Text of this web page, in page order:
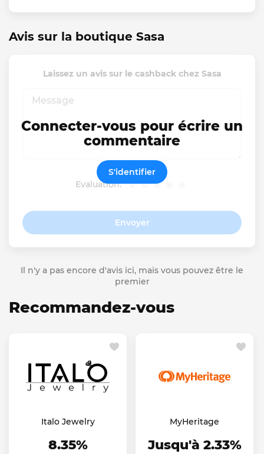
Avis sur la boutique Sasa
Laissez un avis sur le cashback chez Sasa
Evaluation:
Envoyer
Connecter-vous pour écrire un
commentaire
S'identifier
Il n'y a pas encore d'avis ici, mais vous pouvez être le
premier
Recommandez-vous
Italo Jewelry
8.35%
MyHeritage
Jusqu'à 2.33%